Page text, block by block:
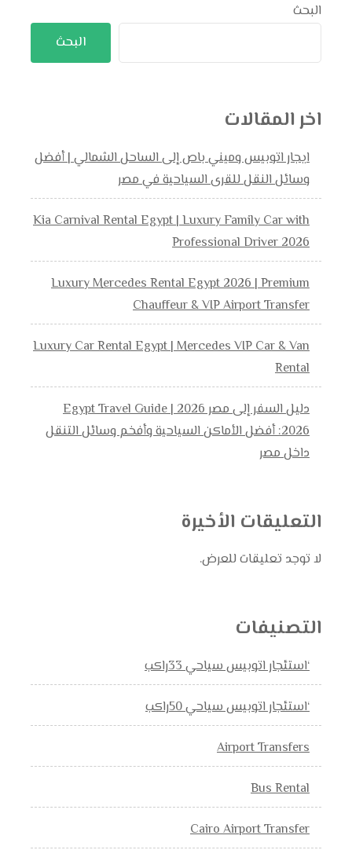
البحث
البحث
اخر المقالات
ايجار اتوبيس وميني باص إلى الساحل الشمالي | أفضل
وسائل النقل للقرى السياحية في مصر
Kia Carnival Rental Egypt | Luxury Family Car with
Professional Driver 2026
Luxury Mercedes Rental Egypt 2026 | Premium
Chauffeur & VIP Airport Transfer
Luxury Car Rental Egypt | Mercedes VIP Car & Van
Rental
دليل السفر إلى مصر 2026 | Egypt Travel Guide
2026: أفضل الأماكن السياحية وأفخم وسائل التنقل
داخل مصر
التعليقات الأخيرة
لا توجد تعليقات للعرض.
التصنيفات
‘استئجار اتوبيس سياحي 33راكب
‘استئجار اتوبيس سياحي 50راكب
Airport Transfers
Bus Rental
Cairo Airport Transfer